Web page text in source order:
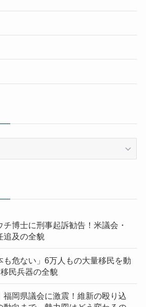
博士に刑事起訴勧告！米議会・
追及の全貌
も危ない」6万人もの大量移民を動
民兵器の全貌
福岡県議会に激震！維新の殴り込